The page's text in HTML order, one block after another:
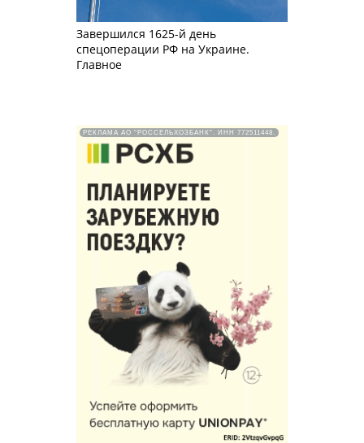
Завершился 1625-й день
спецоперации РФ на Украине.
Главное
РЕКЛАМА АО "РОССЕЛЬХОЗБАНК". ИНН 772511448.